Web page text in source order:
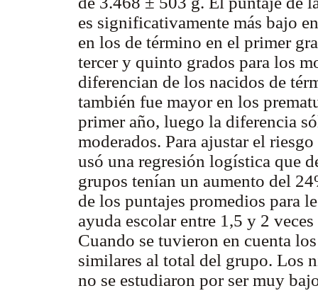
es significativamente más bajo
en los de término en el primer
tercer y quinto grados para los
diferencian de los nacidos de
también fue mayor en los
primer año, luego la diferencia
moderados. Para ajustar el
usó una regresión logística que
grupos tenían un aumento del
de los puntajes promedios para
ayuda escolar entre 1,5 y 2
Cuando se tuvieron en cuenta
similares al total del grupo. Los
no se estudiaron por ser muy